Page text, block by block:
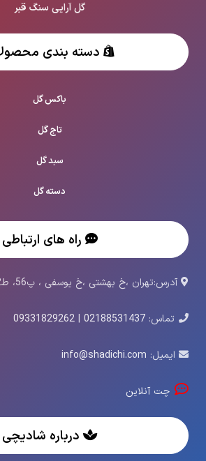
گل آرایی سنگ قبر
دسته بندی
باکس گل
تاج گل
سبد گل
دسته گل
راه های ارتباطی
آدرس:تهران ،خ بهشتی ،خ یوسفی ، پ56، ط2
تماس: 02188531437
|
09331829262
ایمیل: info@shadichi.com
چت آنلاین
درباره شادیچی